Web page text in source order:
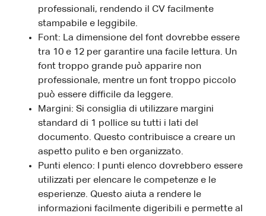
professionali, rendendo il CV facilmente
stampabile e leggibile.
Font: La dimensione del font dovrebbe essere
tra 10 e 12 per garantire una facile lettura. Un
font troppo grande può apparire non
professionale, mentre un font troppo piccolo
può essere difficile da leggere.
Margini: Si consiglia di utilizzare margini
standard di 1 pollice su tutti i lati del
documento. Questo contribuisce a creare un
aspetto pulito e ben organizzato.
Punti elenco: I punti elenco dovrebbero essere
utilizzati per elencare le competenze e le
esperienze. Questo aiuta a rendere le
informazioni facilmente digeribili e permette al